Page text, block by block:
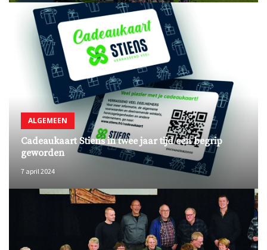
ALGEMEEN
Cadeaukaart Stiens in twee jaar tijd een begrip
geworden
7 april 2024